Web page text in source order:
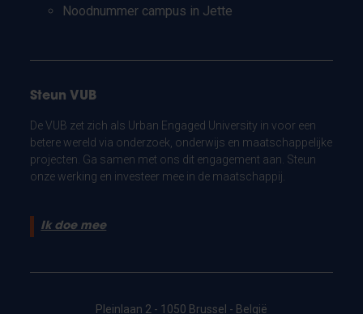
Noodnummer campus in Jette
Steun VUB
De VUB zet zich als Urban Engaged University in voor een
betere wereld via onderzoek, onderwijs en maatschappelijke
projecten. Ga samen met ons dit engagement aan. Steun
onze werking en investeer mee in de maatschappij.
Ik doe mee
Pleinlaan 2 - 1050 Brussel - België